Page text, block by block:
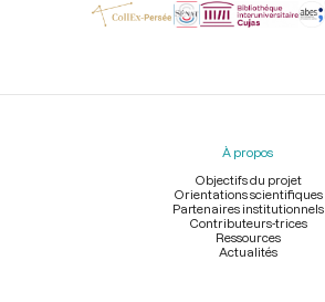
Menu
À propos
Objectifs du projet
Orientations scientifiques
Partenaires institutionnels
Contributeurs-trices
Ressources
Actualités